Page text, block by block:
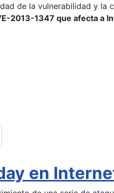
de la vulnerabilidad y la
2013-1347 que afecta a
en